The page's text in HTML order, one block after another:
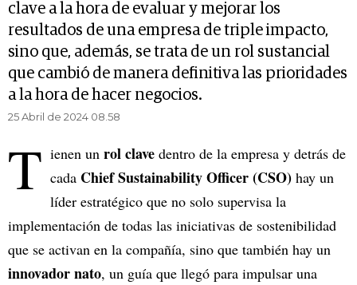
clave a la hora de evaluar y mejorar los
resultados de una empresa de triple impacto,
sino que, además, se trata de un rol sustancial
que cambió de manera definitiva las prioridades
a la hora de hacer negocios.
25 Abril de 2024 08.58
T ienen un rol clave dentro de la empresa y detrás de
cada Chief Sustainability Officer (CSO) hay un
líder estratégico que no solo supervisa la
implementación de todas las iniciativas de sostenibilidad
que se activan en la compañía, sino que también hay un
innovador nato, un guía que llegó para impulsar una